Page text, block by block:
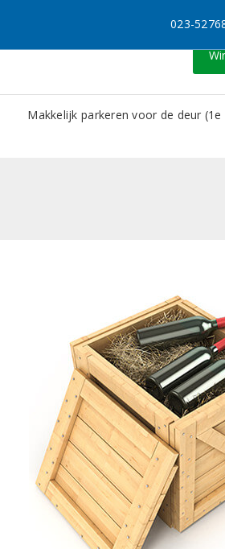
023-5276898
Makkelijk parkeren voor de deur
023-